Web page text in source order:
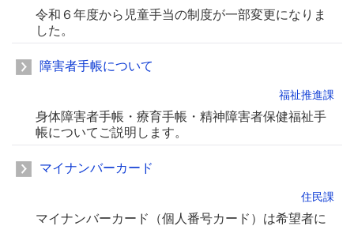
令和６年度から児童手当の制度が一部変更になりま
した。
障害者手帳について
福祉推進課
身体障害者手帳・療育手帳・精神障害者保健福祉手
帳についてご説明します。
マイナンバーカード
住民課
マイナンバーカード（個人番号カード）は希望者に